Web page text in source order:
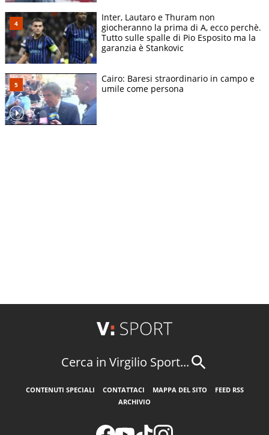
Inter, Lautaro e Thuram non
giocheranno la prima di A, ecco perchè.
Tutto sulle spalle di Pio Esposito ma la
garanzia è Stankovic
Cairo: Baresi straordinario in campo e
umile come persona
Cerca in Virgilio Sport...
CONTENUTI SPECIALI CONTATTACI MAPPA DEL SITO
FEED RSS
ARCHIVIO